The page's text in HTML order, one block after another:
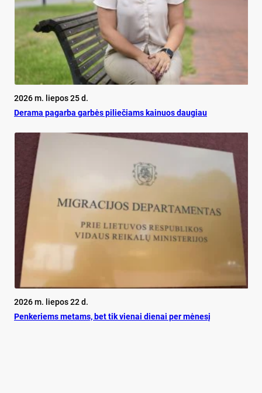
2026 m. liepos 25 d.
De­ra­ma pa­gar­ba gar­bės pi­lie­čiams kai­nuos dau­giau
2026 m. liepos 22 d.
Pen­ke­riems me­tams, bet tik vie­nai die­nai per mė­ne­sį